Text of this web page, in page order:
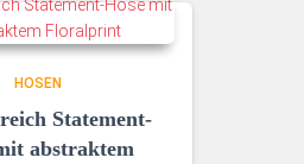
HOSEN
Statement-
abstraktem